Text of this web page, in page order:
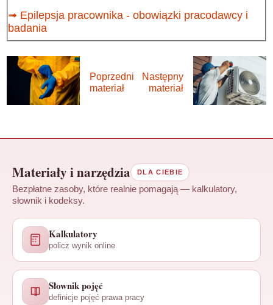
➟ Epilepsja pracownika - obowiązki pracodawcy i
badania
Poprzedni
materiał
Następny
materiał
Materiały i narzędzia DLA CIEBIE
Bezpłatne zasoby, które realnie pomagają — kalkulatory,
słownik i kodeksy.
Kalkulatory
policz wynik online
Słownik pojęć
definicje pojęć prawa pracy